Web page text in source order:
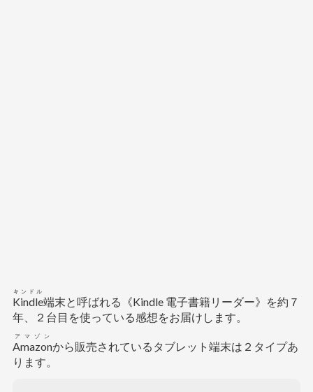
Kindle
キンドル
端末と呼ばれる《Kindle 電子書籍リーダー》を約７
年、２台目を使っている感想をお届けします。
Amazon
アマゾン
から販売されているタブレット端末は２タイプあ
ります。